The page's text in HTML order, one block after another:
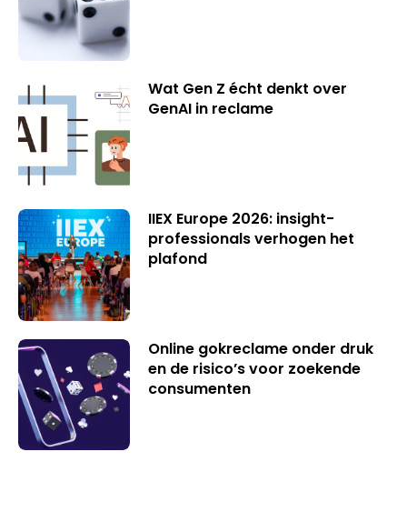
Wat Gen Z écht denkt over
GenAI in reclame
IIEX Europe 2026: insight-
professionals verhogen het
plafond
Online gokreclame onder druk
en de risico’s voor zoekende
consumenten